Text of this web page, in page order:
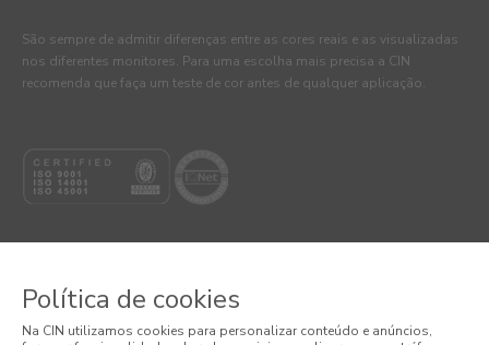
São sempre de admitir diferenças entre as cores reais e as visualizadas
nos diferentes monitores. Para uma escolha mais precisa a CIN
recomenda que faça um teste de cor antes de qualquer aplicação.
Política de cookies
Na CIN utilizamos cookies para personalizar conteúdo e anúncios,